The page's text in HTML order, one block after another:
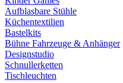
Aufblasbare Stühle
Küchentextilien
Bastelkits
Bühne Fahrzeuge & Anhänger
Designstudio
Schnullerketten
Tischleuchten